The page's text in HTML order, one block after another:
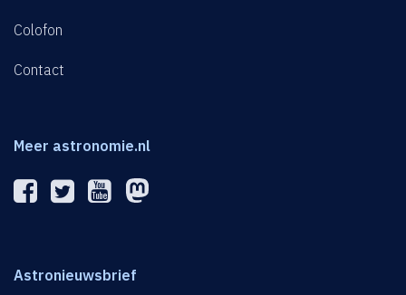
Colofon
Contact
Meer astronomie.nl
Astronieuwsbrief